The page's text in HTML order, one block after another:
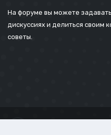
На форуме вы можете
дискуссиях и делиться своим
советы.